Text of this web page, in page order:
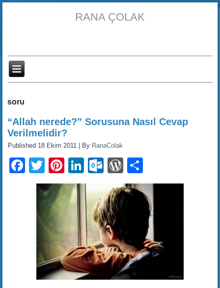
RANA ÇOLAK
soru
“Allah nerede?” Sorusuna Nasıl Cevap
Verilmelidir?
Published 18 Ekim 2011 By RanaColak
Facebook
TwitterPinterest
LinkedIn
Outlook.com
WordPress